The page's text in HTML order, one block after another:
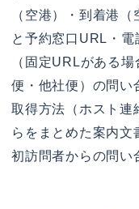
（空港）・到着港
と予約窓口URL・
（固定URLがある
便・他社便）の問
取得方法（ホスト連
らをまとめた案内文
初訪問者からの問い